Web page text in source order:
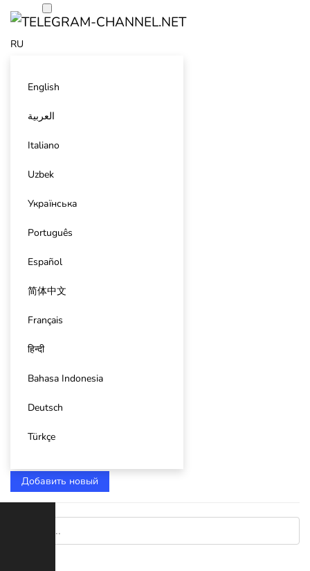
RU
English
العربية
Italiano
Uzbek
Українська
Português
Español
简体中文
Français
हिन्दी
Bahasa Indonesia
Deutsch
Türkçe
Добавить новый